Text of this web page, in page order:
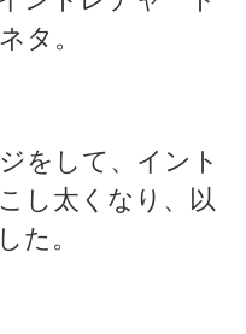
タ。
をして、イント
し太くなり、以
た。